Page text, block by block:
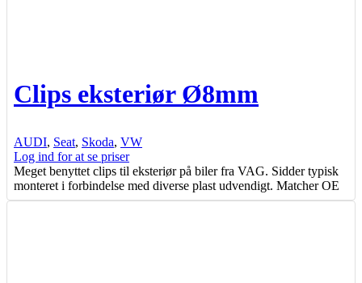
Clips eksteriør Ø8mm
AUDI, Seat, Skoda, VW
Log ind for at se priser
Meget benyttet clips til eksteriør på biler fra VAG. Sidder typisk
monteret i forbindelse med diverse plast udvendigt. Matcher OE